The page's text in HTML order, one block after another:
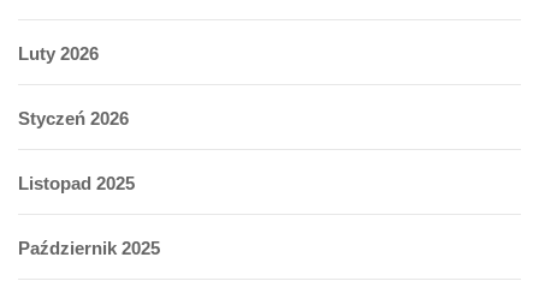
Luty 2026
Styczeń 2026
Listopad 2025
Październik 2025